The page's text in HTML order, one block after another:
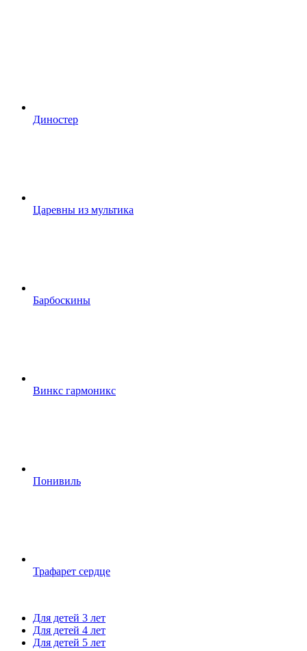
Диностер
Царевны из мультика
Барбоскины
Винкс гармоникс
Понивиль
Трафарет сердце
Для детей 3 лет
Для детей 4 лет
Для детей 5 лет